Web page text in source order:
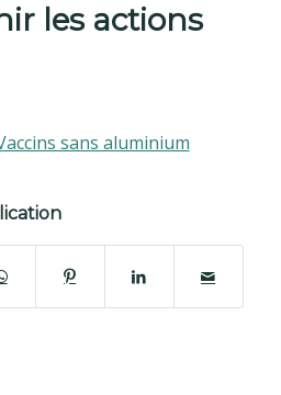
les actions
sans aluminium